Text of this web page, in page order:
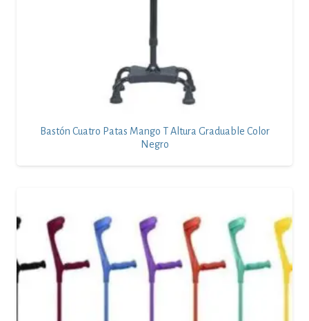
Bastón Cuatro Patas Mango T Altura Graduable Color
Negro